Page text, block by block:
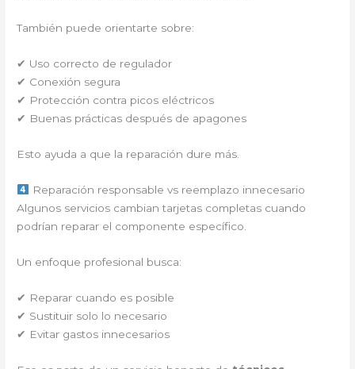
También puede orientarte sobre:
✔ Uso correcto de regulador
✔ Conexión segura
✔ Protección contra picos eléctricos
✔ Buenas prácticas después de apagones
Esto ayuda a que la reparación dure más.
Reparación responsable vs reemplazo innecesario
Algunos servicios cambian tarjetas completas cuando
podrían reparar el componente específico.
Un enfoque profesional busca:
✔ Reparar cuando es posible
✔ Sustituir solo lo necesario
✔ Evitar gastos innecesarios